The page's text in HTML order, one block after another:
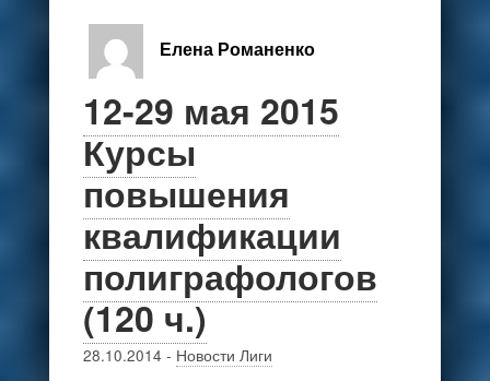
Елена Романенко
12-29 мая 2015
Курсы
повышения
квалификации
полиграфологов
(120 ч.)
28.10.2014 - Новости Лиги